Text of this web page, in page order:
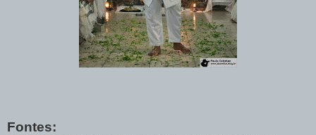
Fontes: